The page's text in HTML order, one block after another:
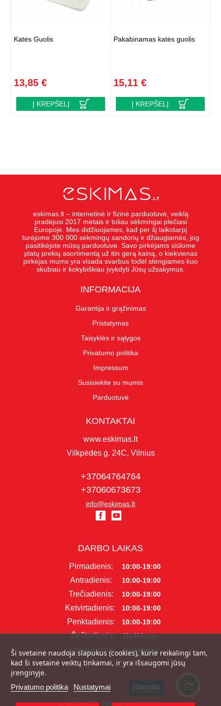
Katės Guolis
13,85 €
Į KREPŠELĮ
Pakabinamas katės guolis
15,11 €
Į KREPŠELĮ
eskimas.lt – internetinė ir fizinė parduotuvė, veiklą
pradėjusi 2017 metais ir toliau sėkmingai plečiasi
Europoje. Mes didžiuojames, kad per šį laikotarpį
turėjome 300 000 sėkmingų sandorių ir džiaugiamės, jog
pasitikėjote mūsų parduotuve. Savo pirkėjams siūlome
platų prekių asortimentą už itin gerą kainą, o kiekvienas
pirkėjas mums yra visada svarbus todėl stengiames kuo
skubiau ir kokybiškiau įvykdyti Jūsų užsakymus.
INFORMACIJA
Garantija ir grąžinimas
Pristatymas
Taisyklės ir sąlygos
Privatumo politika
Impressum
Susisiekite su mumis
Parduotuvė
KONTAKTAI
www.eskimas.lt
Vilkpėdės g. 24C, Vilnius
+37064764764
+37060673673
info@eskimas.lt
DARBO LAIKAS
Pirmadienis: 10:00-19:00
Antradienis: 10:00-19:00
Trečiadienis: 10:00-19:00
Ketvirtadienis: 10:00-19:00
Penktadienis: 10:00-19:00
Šeštadienis: Nedirbame
Sekmadienis: Nedirbame
Ši svetainė naudoja slapukus (cookies), kurie reikalingi tam,
kad ši svetainė veiktų tinkamai, ir yra išsaugomi jūsų
įrenginyje.
Privatumo politika Nustatymai
© 2017 - 2026, Visos teisės saugomos